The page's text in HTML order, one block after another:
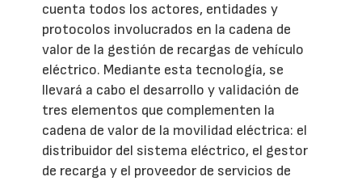
cuenta todos los actores, entidades y
protocolos involucrados en la cadena de
valor de la gestión de recargas de vehículo
eléctrico. Mediante esta tecnología, se
llevará a cabo el desarrollo y validación de
tres elementos que complementen la
cadena de valor de la movilidad eléctrica: el
distribuidor del sistema eléctrico, el gestor
de recarga y el proveedor de servicios de